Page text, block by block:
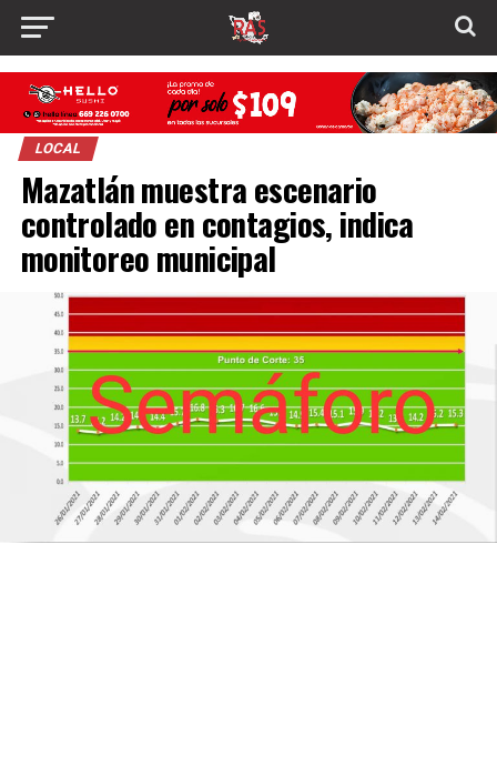
LOCAL
Mazatlán muestra escenario
controlado en contagios, indica
monitoreo municipal